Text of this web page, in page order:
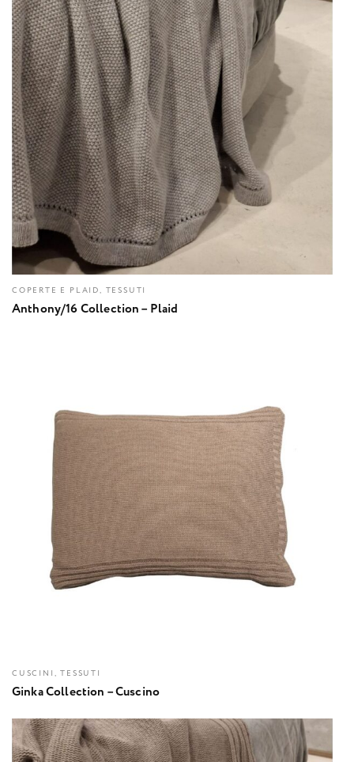
COPERTE E PLAID, TESSUTI
Anthony/16 Collection – Plaid
CUSCINI, TESSUTI
Ginka Collection – Cuscino